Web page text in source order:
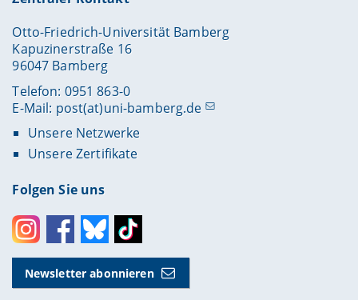
Otto-Friedrich-Universität Bamberg
Kapuzinerstraße 16
96047 Bamberg
Telefon: 0951 863-0
E-Mail: post(at)uni-bamberg.de
Unsere Netzwerke
Unsere Zertifikate
Folgen Sie uns
InstagramFacebookBlueskyToktok
Newsletter abonnieren